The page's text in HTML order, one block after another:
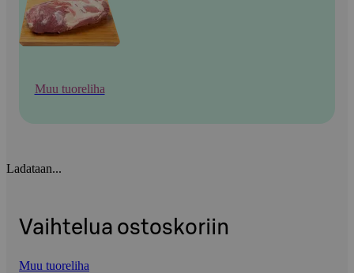
Muu tuoreliha
Ladataan...
Vaihtelua ostoskoriin
Muu tuoreliha